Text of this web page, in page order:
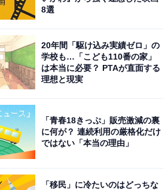
8選
20年間「駆け込み実績ゼロ」の
学校も…「こども110番の家」
は本当に必要？ PTAが直面する
理想と現実
「青春18きっぷ」販売激減の裏
に何が？ 連続利用の厳格化だけ
ではない「本当の理由」
「移民」に冷たいのはどっちな